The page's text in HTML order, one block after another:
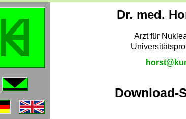
Dr. med.
Arzt für
Download-